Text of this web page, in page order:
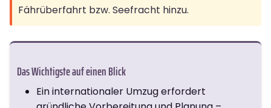
Fährüberfahrt bzw. Seefracht hinzu.
Das Wichtigste auf einen Blick
Ein internationaler Umzug erfordert